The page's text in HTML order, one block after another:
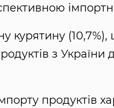
курятину
з
продуктів